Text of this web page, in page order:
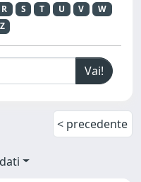
R S T U V
W
Z
< precedente